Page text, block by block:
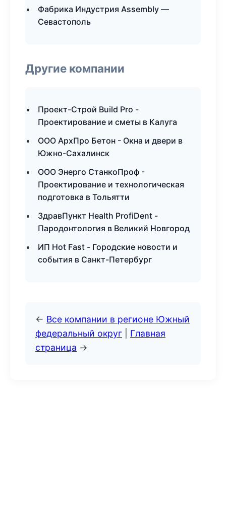
Фабрика Индустрия Assembly —
Севастополь
Другие компании
Проект-Строй Build Pro -
Проектирование и сметы в Калуга
ООО АрхПро Бетон - Окна и двери в
Южно-Сахалинск
ООО Энерго СтанкоПроф -
Проектирование и технологическая
подготовка в Тольятти
ЗдравПункт Health ProfiDent -
Пародонтология в Великий Новгород
ИП Hot Fast - Городские новости и
события в Санкт-Петербург
← Все компании в регионе Южный
федеральный округ
Главная
страница →